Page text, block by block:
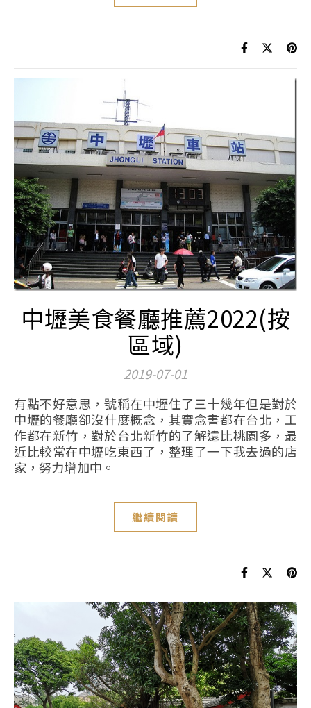
中壢美食餐廳推薦2022(按
區域)
2019-07-01
有點不好意思，號稱在中壢住了三十幾年但是對於
中壢的餐廳卻沒什麼概念，其實念書都在台北，工
作都在新竹，對於台北新竹的了解遠比桃園多，最
近比較常在中壢吃東西了，整理了一下我去過的店
家，努力增加中。
繼續閱讀